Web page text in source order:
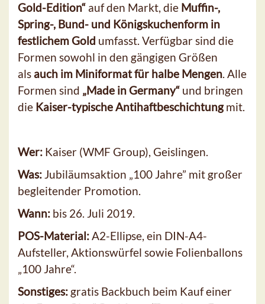
Gold-Edition“ auf den Markt, die Muffin-,
Spring-, Bund- und Königskuchenform in
festlichem Gold umfasst. Verfügbar sind die
Formen sowohl in den gängigen Größen
als auch im Miniformat für halbe Mengen. Alle
Formen sind „Made in Germany“ und bringen
die Kaiser-typische Antihaftbeschichtungmit.
Wer: Kaiser (WMF Group), Geislingen.
Was: Jubiläumsaktion „100 Jahre” mit großer
begleitender Promotion.
Wann: bis 26. Juli 2019.
POS-Material:A2-Ellipse, ein DIN-A4-
Aufsteller, Aktionswürfel sowie Folienballons
„100 Jahre“.
Sonstiges: gratis Backbuch beim Kauf einer